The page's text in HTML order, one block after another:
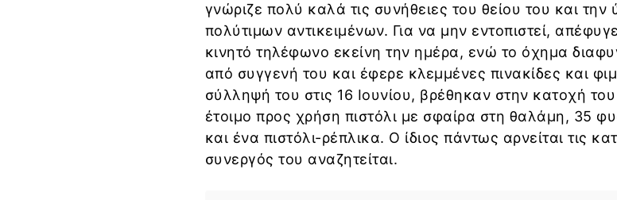
γνώριζε πολύ καλά τις συνήθειες του θείου του και
πολύτιμων αντικειμένων. Για να μην εντοπιστεί,
κινητό τηλέφωνο εκείνη την ημέρα, ενώ το όχημα
από συγγενή του και έφερε κλεμμένες πινακίδες και
σύλληψή του στις 16 Ιουνίου, βρέθηκαν στην κατοχή του
έτοιμο προς χρήση πιστόλι με σφαίρα στη θαλάμη, 35
και ένα πιστόλι-ρέπλικα. Ο ίδιος πάντως αρνείται τις
συνεργός του αναζητείται.